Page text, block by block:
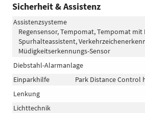
Sicherheit & Assistenz
Assistenzsysteme
Regensensor, Tempomat, Tempomat
Spurhalteassistent,
Müdigkeitserkennungs-Sensor
Diebstahl-Alarmanlage
Einparkhilfe
Park Distance Control
Lenkung
Lichttechnik